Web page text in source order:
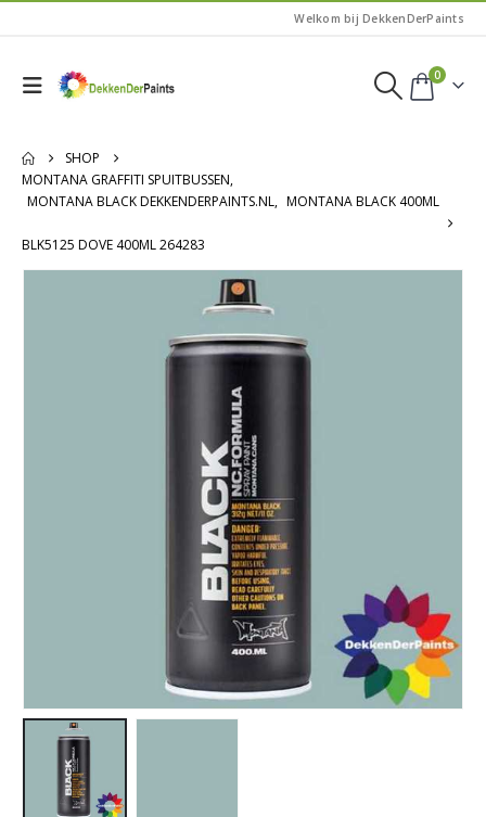
Welkom bij DekkenDerPaints
0
SHOP
MONTANA GRAFFITI SPUITBUSSEN,
MONTANA BLACK DEKKENDERPAINTS.NL, MONTANA BLACK 400ML
BLK5125 DOVE 400ML 264283